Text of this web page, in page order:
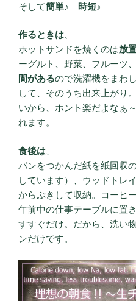
そして簡単♪ 時短♪
作るときは、
ホットサンドを焼くのは放
ーグルト、野菜、フルーツ
間があるので洗濯機をまわ
して、そのうち出来上がり
いから、ホント楽だよなぁ
れます。
食後は
パンをつかんだ紙を紙回収
しています）、ウッドトレ
からぶきして収納。コーヒ
午前中の仕事テーブルに置
すすぐだけ。だから、洗い
ンだけです。